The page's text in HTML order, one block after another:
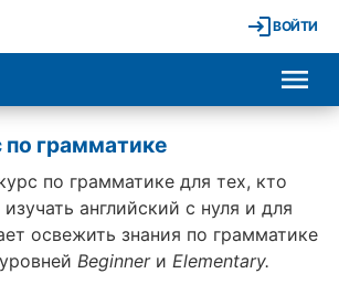
ВОЙТИ
по грамматике
по грамматике для тех, кто
изучать английский с нуля и для
освежить знания по грамматике
Beginnerи Elementary.